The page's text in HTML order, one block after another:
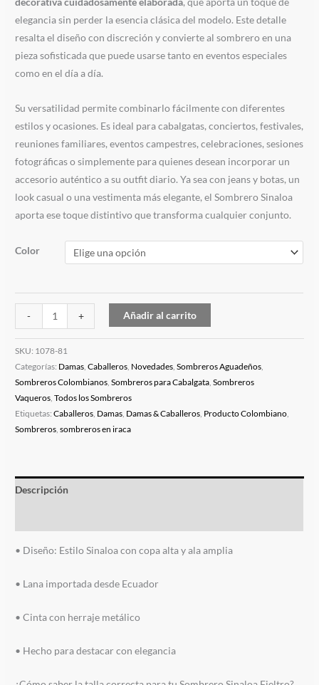
elegancia sin perder la esencia clásica del modelo. Este detalle
resalta el diseño con discreción y convierte al sombrero en una
pieza sofisticada que puede usarse tanto en eventos especiales
como en el día a día.
Su versatilidad permite combinarlo fácilmente con diferentes
estilos y ocasiones. Es ideal para cabalgatas, conciertos, festivales,
reuniones familiares, eventos campestres, celebraciones, sesiones
fotográficas o simplemente para quienes desean incorporar un
accesorio auténtico a su outfit diario. Ya sea con jeans y botas, un
look casual o una vestimenta más elegante, el Sombrero Sinaloa
aporta ese toque distintivo que transforma cualquier conjunto.
Color
- + Añadir al carrito
SKU: 1078-81
Categorías: Damas,Caballeros, Novedades,Sombreros Aguadeños,
Sombreros Colombianos,Sombreros para Cabalgata,Sombreros
Vaqueros,Todos los Sombreros
Etiquetas:Caballeros, Damas, Damas & Caballeros, Producto Colombiano,
Sombreros,sombreros en iraca
Descripción
• Diseño: Estilo Sinaloa con copa alta y ala amplia
• Lana importada desde Ecuador
• Cinta con herraje metálico
• Hecho para destacar con elegancia